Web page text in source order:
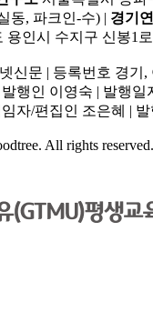
동, 파크인-수) | 경기
용인시 수지구 신봉1로
신문 | 등록번호 경기,
발행인 이영숙 | 발행일
자/편집인 조은혜 |
All rights reserved.